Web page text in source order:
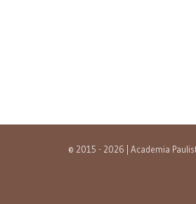
© 2015 - 2026 | Academia